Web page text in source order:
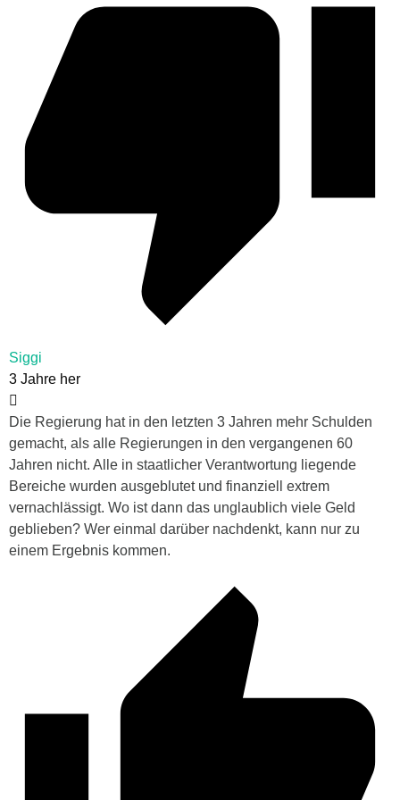
Siggi
3 Jahre her
Die Regierung hat in den letzten 3 Jahren mehr Schulden
gemacht, als alle Regierungen in den vergangenen 60
Jahren nicht. Alle in staatlicher Verantwortung liegende
Bereiche wurden ausgeblutet und finanziell extrem
vernachlässigt. Wo ist dann das unglaublich viele Geld
geblieben? Wer einmal darüber nachdenkt, kann nur zu
einem Ergebnis kommen.